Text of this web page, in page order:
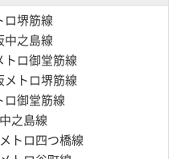
ロ堺筋線
中之島線
トロ御堂筋線
メトロ堺筋線
ロ御堂筋線
之島線
トロ四つ橋線